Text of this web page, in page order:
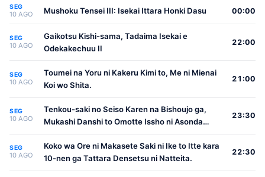
SEG
10 AGO Mushoku Tensei III: Isekai Ittara Honki Dasu 00:00
SEG
10 AGO
Gaikotsu Kishi-sama, Tadaima Isekai e
Odekakechuu II
22:00
SEG
10 AGO
Toumei na Yoru ni Kakeru Kimi to, Me ni Mienai
Koi wo Shita.
21:00
SEG
10 AGO
Tenkou-saki no Seiso Karen na Bishoujo ga,
Mukashi Danshi to Omotte Issho ni Asonda
23:30
SEG
10 AGO
Koko wa Ore ni Makasete Saki ni Ike to Itte kara
10-nen ga Tattara Densetsu ni Natteita.
22:30